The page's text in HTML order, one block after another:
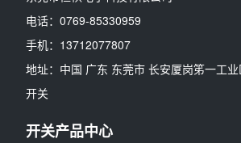
电话：0769-85330959
手机：13712077807
地址：中国 广东 东莞市 长安厦岗笫一工
开关
开关产品中心